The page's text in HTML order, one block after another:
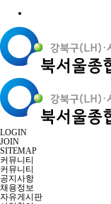
LOGIN
JOIN
SITEMAP
커뮤니티
커뮤니티
공지사항
채용정보
자유게시판